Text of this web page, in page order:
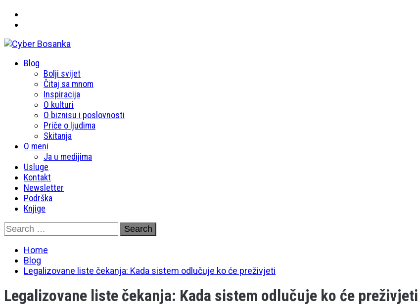
Cyber Bosanka
Primary
Blog
Bolji svijet
Čitaj sa mnom
Inspiracija
O kulturi
O biznisu i poslovnosti
Priče o ljudima
Skitanja
O meni
Ja u medijima
Usluge
Kontakt
Newsletter
Podrška
Knjige
Skip
to
content
Search
for:
Home
Blog
Legalizovane liste čekanja: Kada sistem odlučuje ko će preživjeti
Legalizovane liste čekanja: Kada sistem odlučuje ko će preživjeti